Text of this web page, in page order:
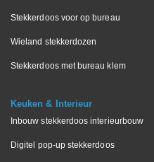
Stekkerdoos voor op bureau
Wieland stekkerdozen
Stekkerdoos met bureau klem
Keuken & Interieur
Inbouw stekkerdoos interieurbouw
Digitel pop-up stekkerdoos